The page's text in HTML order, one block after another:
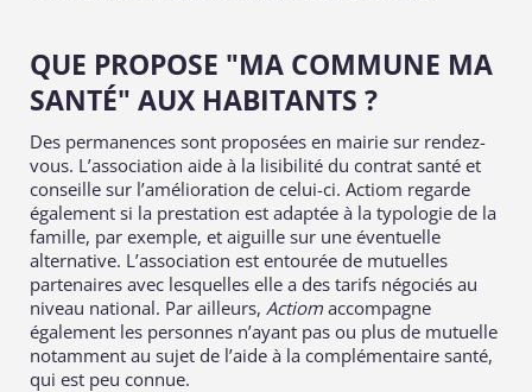
QUE PROPOSE "MA COMMUNE MA
SANTÉ" AUX HABITANTS ?
Des permanences sont proposées en mairie sur rendez-
vous. L’association aide à la lisibilité du contrat santé et
conseille sur l’amélioration de celui-ci. Actiom regarde
également si la prestation est adaptée à la typologie de la
famille, par exemple, et aiguille sur une éventuelle
alternative. L’association est entourée de mutuelles
partenaires avec lesquelles elle a des tarifs négociés au
niveau national. Par ailleurs, Actiom accompagne
également les personnes n’ayant pas ou plus de mutuelle
notamment au sujet de l’aide à la complémentaire santé,
qui est peu connue.